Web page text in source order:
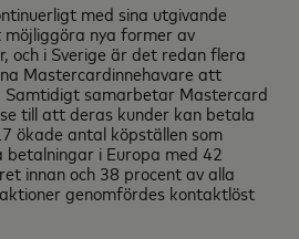
med sina utgivande
nya former av
och i Sverige är det redan flera
Mastercardinnehavare att
Samtidigt samarbetar Mastercard
till att deras kunder kan betala
ökade antal köpställen som
i Europa med 42
innan och 38 procent av alla
genomfördes kontaktlöst